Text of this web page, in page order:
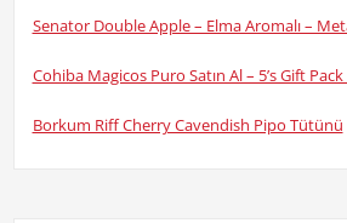
Senator Double Apple – Elma Aromalı –
Cohiba Magicos Puro Satın Al – 5’s Gift
Borkum Riff Cherry Cavendish Pipo Tütünü